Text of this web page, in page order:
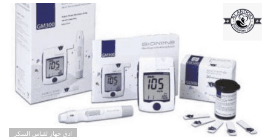
ادق جهاز لقياس السكر